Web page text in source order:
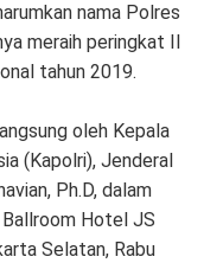
nama Polres
meraih peringkat II
tahun 2019.
oleh Kepala
(Kapolri), Jenderal
Ph.D, dalam
Hotel JS
Selatan, Rabu